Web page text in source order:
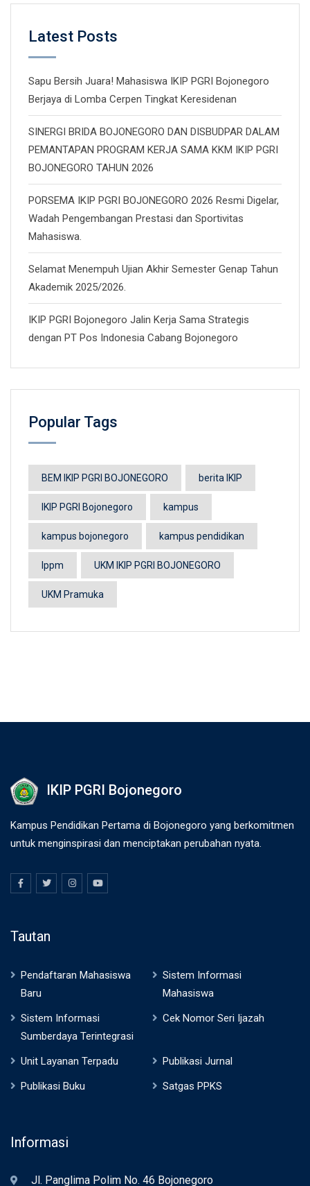
Latest Posts
Sapu Bersih Juara! Mahasiswa IKIP PGRI Bojonegoro
Berjaya di Lomba Cerpen Tingkat Keresidenan
SINERGI BRIDA BOJONEGORO DAN DISBUDPAR DALAM
PEMANTAPAN PROGRAM KERJA SAMA KKM IKIP PGRI
BOJONEGORO TAHUN 2026
PORSEMA IKIP PGRI BOJONEGORO 2026 Resmi Digelar,
Wadah Pengembangan Prestasi dan Sportivitas
Mahasiswa.
Selamat Menempuh Ujian Akhir Semester Genap Tahun
Akademik 2025/2026.
IKIP PGRI Bojonegoro Jalin Kerja Sama Strategis
dengan PT Pos Indonesia Cabang Bojonegoro
Popular Tags
BEM IKIP PGRI BOJONEGORO berita IKIP
IKIP PGRI Bojonegoro kampus
kampus bojonegoro kampus pendidikan
lppm UKM IKIP PGRI BOJONEGORO
UKM Pramuka
IKIP PGRI Bojonegoro
Kampus Pendidikan Pertama di Bojonegoro yang berkomitmen
untuk menginspirasi dan menciptakan perubahan nyata.
Tautan
Pendaftaran Mahasiswa
Baru
Sistem Informasi
Mahasiswa
Sistem Informasi
Sumberdaya Terintegrasi
Cek Nomor Seri Ijazah
Unit Layanan Terpadu
Publikasi Jurnal
Publikasi Buku
Satgas PPKS
Informasi
Jl. Panglima Polim No. 46 Bojonegoro